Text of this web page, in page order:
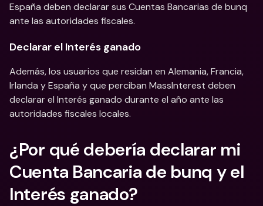
España deben declarar sus Cuentas Bancarias de bunq
ante las autoridades fiscales.
Declarar el Interés ganado
Además, los usuarios que residan en Alemania, Francia,
Irlanda y España y que perciban MassInterest deben
declarar el Interés ganado durante el año ante las
autoridades fiscales locales.
¿Por qué debería declarar mi
Cuenta Bancaria de bunq y el
Interés ganado?